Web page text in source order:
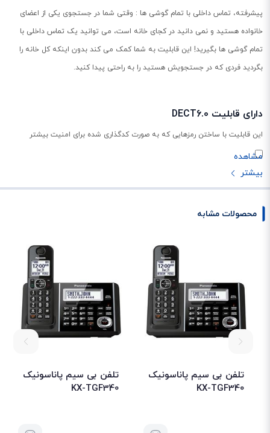
پیشرفته، تماس داخلی با تمام گوشی ها : وقتی شما در جستجوی یکی از اعضای
خانواده هستید و نمی دانید در کجای خانه است، می توانید یک تماس داخلی با
تمام گوشی ها بگیرید! این قابلیت به شما کمک می کند بدون اینکه کل خانه را
بگردید فردی که در جستجویش هستید را به راحتی پیدا کنید.
دارای قابلیت DECT6.0
این قابلیت با ساختن رمزهایی که به صورت کدگذاری شده برای امنیت بیشتر
مکالمات شما که شنود نشوند، ایجاد شده است. با استفاده از این قابلیت دیگر
تماس‌ها به اصطلاح خط رو خط نمی‌شوند.
محصولات مشابه
تلفن بی سیم پاناسونیک
KX-TGF340
تلفن بی سیم پاناسونیک
KX-TGF340